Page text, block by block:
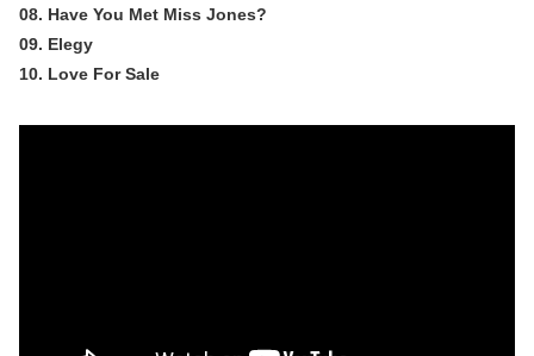
08. Have You Met Miss Jones?
09. Elegy
10. Love For Sale